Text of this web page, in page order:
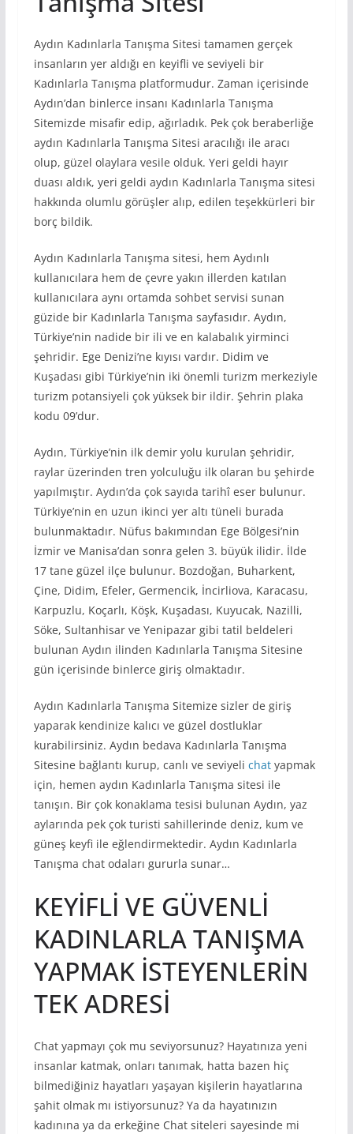
Aydın Kadınlarla Tanışma Sitesi tamamen gerçek
insanların yer aldığı en keyifli ve seviyeli bir
Kadınlarla Tanışma platformudur. Zaman içerisinde
Aydın’dan binlerce insanı Kadınlarla Tanışma
Sitemizde misafir edip, ağırladık. Pek çok beraberliğe
aydın Kadınlarla Tanışma Sitesi aracılığı ile aracı
olup, güzel olaylara vesile olduk. Yeri geldi hayır
duası aldık, yeri geldi aydın Kadınlarla Tanışma sitesi
hakkında olumlu görüşler alıp, edilen teşekkürleri bir
borç bildik.
Aydın Kadınlarla Tanışma sitesi, hem Aydınlı
kullanıcılara hem de çevre yakın illerden katılan
kullanıcılara aynı ortamda sohbet servisi sunan
güzide bir Kadınlarla Tanışma sayfasıdır. Aydın,
Türkiye’nin nadide bir ili ve en kalabalık yirminci
şehridir. Ege Denizi’ne kıyısı vardır. Didim ve
Kuşadası gibi Türkiye’nin iki önemli turizm merkeziyle
turizm potansiyeli çok yüksek bir ildir. Şehrin plaka
kodu 09’dur.
Aydın, Türkiye’nin ilk demir yolu kurulan şehridir,
raylar üzerinden tren yolculuğu ilk olaran bu şehirde
yapılmıştır. Aydın’da çok sayıda tarihî eser bulunur.
Türkiye’nin en uzun ikinci yer altı tüneli burada
bulunmaktadır. Nüfus bakımından Ege Bölgesi’nin
İzmir ve Manisa’dan sonra gelen 3. büyük ilidir. İlde
17 tane güzel ilçe bulunur. Bozdoğan, Buharkent,
Çine, Didim, Efeler, Germencik, İncirliova, Karacasu,
Karpuzlu, Koçarlı, Köşk, Kuşadası, Kuyucak, Nazilli,
Söke, Sultanhisar ve Yenipazar gibi tatil beldeleri
bulunan Aydın ilinden Kadınlarla Tanışma Sitesine
gün içerisinde binlerce giriş olmaktadır.
Aydın Kadınlarla Tanışma Sitemize sizler de giriş
yaparak kendinize kalıcı ve güzel dostluklar
kurabilirsiniz. Aydın bedava Kadınlarla Tanışma
Sitesine bağlantı kurup, canlı ve seviyeli chatyapmak
için, hemen aydın Kadınlarla Tanışma sitesi ile
tanışın. Bir çok konaklama tesisi bulunan Aydın, yaz
aylarında pek çok turisti sahillerinde deniz, kum ve
güneş keyfi ile eğlendirmektedir. Aydın Kadınlarla
Tanışma chat odaları gururla sunar…
KEYİFLİ VE GÜVENLİ
KADINLARLA TANIŞMA
YAPMAK İSTEYENLERİN
TEK ADRESİ
Chat yapmayı çok mu seviyorsunuz? Hayatınıza yeni
insanlar katmak, onları tanımak, hatta bazen hiç
bilmediğiniz hayatları yaşayan kişilerin hayatlarına
şahit olmak mı istiyorsunuz? Ya da hayatınızın
kadınına ya da erkeğine Chat siteleri sayesinde mi